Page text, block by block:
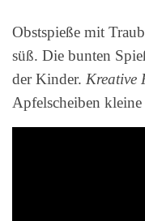
Obstspieße mit
süß. Die bunten
der Kinder. Kreative
Apfelscheiben